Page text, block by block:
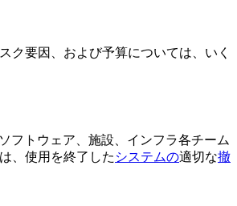
ク要因、および予算については、いく
フトウェア、施設、インフラ各チーム
、使用を終了した システムの適切な撤